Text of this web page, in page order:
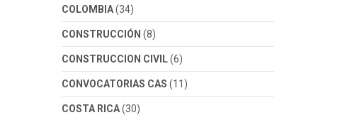
COLOMBIA(34)
CONSTRUCCIÓN (8)
CONSTRUCCION CIVIL(6)
CONVOCATORIAS CAS (11)
COSTA RICA(30)